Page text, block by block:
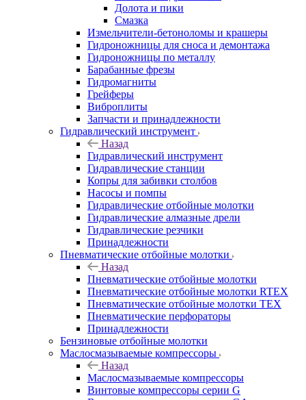
Долота и пики
Смазка
Измельчители-бетоноломы и крашеры
Гидроножницы для сноса и демонтажа
Гидроножницы по металлу
Барабанные фрезы
Гидромагниты
Грейферы
Виброплиты
Запчасти и принадлежности
Гидравлический инструмент
Назад
Гидравлический инструмент
Гидравлические станции
Копры для забивки столбов
Насосы и помпы
Гидравлические отбойные молотки
Гидравлические алмазные дрели
Гидравлические резчики
Принадлежности
Пневматические отбойные молотки
Назад
Пневматические отбойные молотки
Пневматические отбойные молотки RTEX
Пневматические отбойные молотки TEX
Пневматические перфораторы
Принадлежности
Бензиновые отбойные молотки
Маслосмазываемые компрессоры
Назад
Маслосмазываемые компрессоры
Винтовые компрессоры серии G